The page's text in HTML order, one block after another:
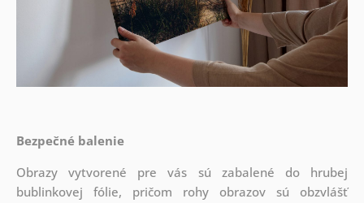
Bezpečné balenie
Obrazy vytvorené pre vás sú zabalené do hrubej
bublinkovej fólie, pričom rohy obrazov sú obzvlášť